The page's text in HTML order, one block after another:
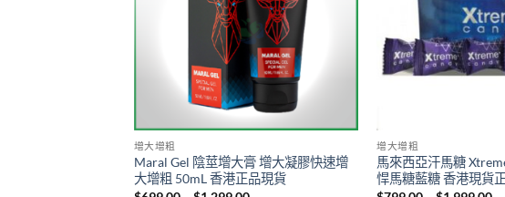
增大增粗
Maral Gel 陰莖增大膏 增大凝膠快速增
大增粗 50mL 香港正品現貨
增大增粗
馬來西亞汗馬糖
悍馬糖藍糖 香港現貨